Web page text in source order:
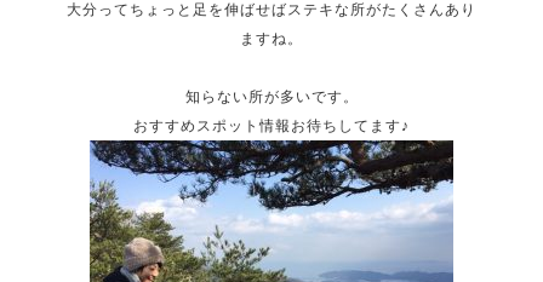
大分ってちょっと足を伸ばせばステキな所がたくさんあり
ますね。
知らない所が多いです。
おすすめスポット情報お待ちしてます♪